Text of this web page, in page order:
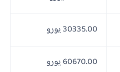
30335.00 يورو
60670.00 يورو